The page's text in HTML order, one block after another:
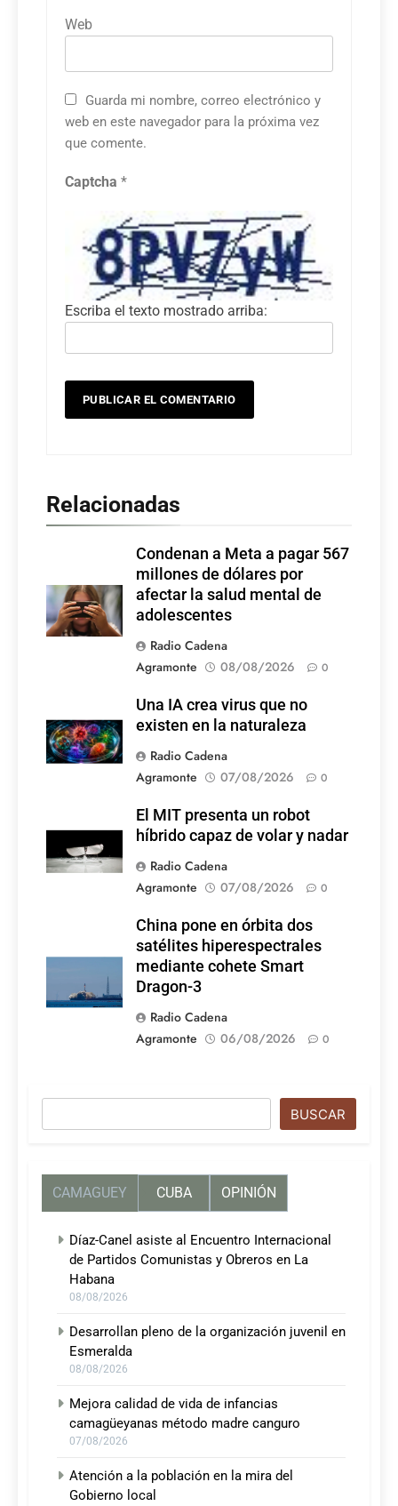
Web
Guarda mi nombre, correo electrónico y
web en este navegador para la próxima vez
que comente.
Captcha *
Escriba el texto mostrado arriba:
Relacionadas
Condenan a Meta a pagar 567
millones de dólares por
afectar la salud mental de
adolescentes
Radio Cadena
Agramonte
08/08/2026 0
Una IA crea virus que no
existen en la naturaleza
Radio Cadena
Agramonte
07/08/2026 0
El MIT presenta un robot
híbrido capaz de volar y nadar
Radio Cadena
Agramonte
07/08/2026 0
China pone en órbita dos
satélites hiperespectrales
mediante cohete Smart
Dragon-3
Radio Cadena
Agramonte
06/08/2026 0
BUSCAR
CAMAGUEY CUBA OPINIÓN
Díaz-Canel asiste al Encuentro Internacional
de Partidos Comunistas y Obreros en La
Habana
08/08/2026
Desarrollan pleno de la organización juvenil en
Esmeralda
08/08/2026
Mejora calidad de vida de infancias
camagüeyanas método madre canguro
07/08/2026
Atención a la población en la mira del
Gobierno local